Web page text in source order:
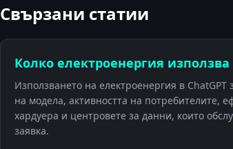
Свързани статии
Колко електроенергия използва
Използването на електроенергия в ChatGPT
на модела, активността на потребителите,
хардуера и центровете за данни, които
заявка.